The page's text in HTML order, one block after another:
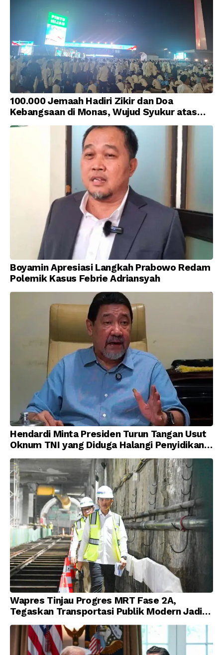
100.000 Jemaah Hadiri Zikir dan Doa
Kebangsaan di Monas, Wujud Syukur atas
Kemerdekaan Indonesia
Boyamin Apresiasi Langkah Prabowo Redam
Polemik Kasus Febrie Adriansyah
Hendardi Minta Presiden Turun Tangan Usut
Oknum TNI yang Diduga Halangi Penyidikan
Korupsi
Wapres Tinjau Progres MRT Fase 2A,
Tegaskan Transportasi Publik Modern Jadi
Prioritas Nasional